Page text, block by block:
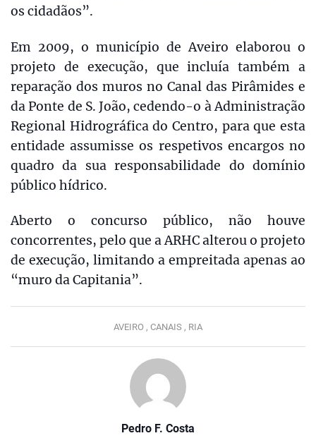
Pedro F. Costa
os cidadãos”.
Em 2009, o município de Aveiro elaborou o
projeto de execução, que incluía também a
reparação dos muros no Canal das Pirâmides e
da Ponte de S. João, cedendo-o à Administração
Regional Hidrográfica do Centro, para que esta
entidade assumisse os respetivos encargos no
quadro da sua responsabilidade do domínio
público hídrico.
Aberto o concurso público, não houve
concorrentes, pelo que a ARHC alterou o projeto
de execução, limitando a empreitada apenas ao
“muro da Capitania”.
AVEIRO , CANAIS , RIA